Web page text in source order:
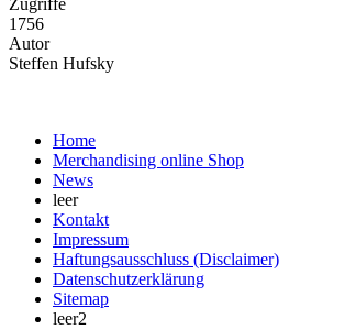
Zugriffe
1756
Autor
Steffen Hufsky
Home
Merchandising online Shop
News
leer
Kontakt
Impressum
Haftungsausschluss (Disclaimer)
Datenschutzerklärung
Sitemap
leer2